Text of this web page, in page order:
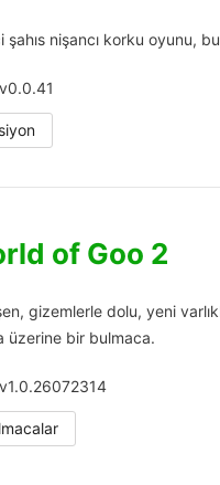
şahıs nişancı korku oyunu,
v0.0.41
of Goo 2
gizemlerle dolu, yeni
üzerine bir bulmaca.
v1.0.26072314